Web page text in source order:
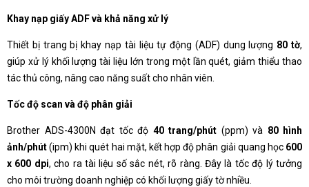
Khay nạp giấy ADF và khả năng xử lý
Thiết bị trang bị khay nạp tài liệu tự động (ADF) dung lượng 80 tờ,
giúp xử lý khối lượng tài liệu lớn trong một lần quét, giảm thiểu thao
tác thủ công, nâng cao năng suất cho nhân viên.
Tốc độ scan và độ phân giải
Brother ADS-4300N đạt tốc độ 40 trang/phút (ppm) và 80 hình
ảnh/phút(ipm) khi quét hai mặt, kết hợp độ phân giải quang học600
x 600 dpi, cho ra tài liệu số sắc nét, rõ ràng. Đây là tốc độ lý tưởng
cho môi trường doanh nghiệp có khối lượng giấy tờ nhiều.